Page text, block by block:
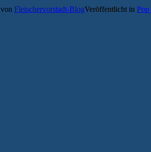
von Fleischervorstadt-BlogVeröffentlicht in Pop